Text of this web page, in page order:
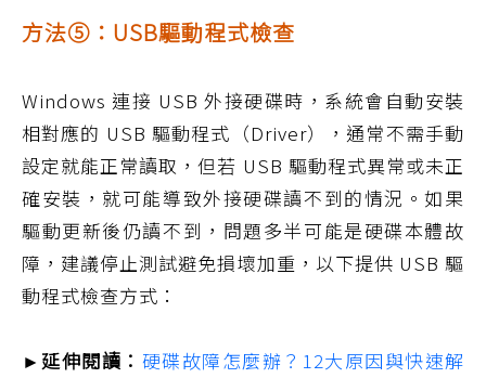
方法⑤：USB驅動程式檢查
Windows 連接 USB 外接硬碟時，系統會自動安裝
相對應的 USB 驅動程式（Driver），通常不需手動
設定就能正常讀取，但若 USB 驅動程式異常或未正
確安裝，就可能導致外接硬碟讀不到的情況。如果
驅動更新後仍讀不到，問題多半可能是硬碟本體故
障，建議停止測試避免損壞加重，以下提供 USB 驅
動程式檢查方式：
►延伸閱讀： 硬碟故障怎麼辦？12大原因與快速解